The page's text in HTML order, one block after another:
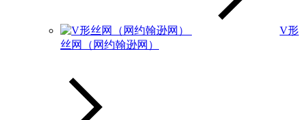
V形
丝网（网约翰逊网）